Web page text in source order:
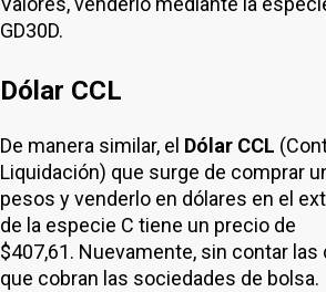
GD30D.
Dólar CCL
De manera similar, el Dólar CCL
Liquidación) que surge de comprar
pesos y venderlo en dólares en el
de la especie C tiene un precio de
$407,61. Nuevamente, sin contar
que cobran las sociedades de bolsa.